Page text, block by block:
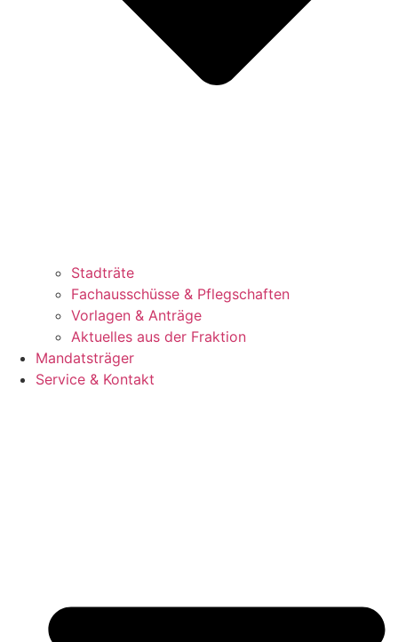
Stadträte
Fachausschüsse & Pflegschaften
Vorlagen & Anträge
Aktuelles aus der Fraktion
Mandatsträger
Service & Kontakt